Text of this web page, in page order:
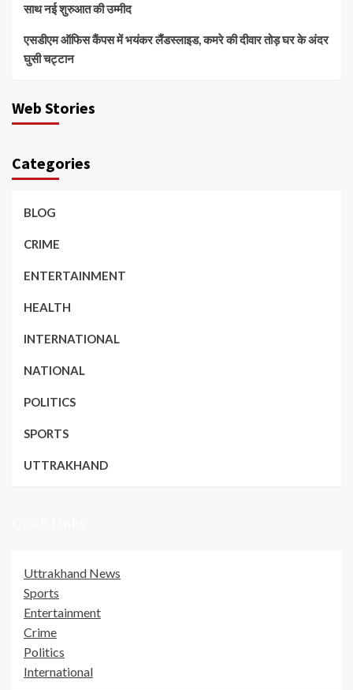
साथ नई शुरुआत की उम्मीद
एसडीएम ऑफिस कैंपस में भयंकर लैंडस्लाइड, कमरे की दीवार तोड़ घर के अंदर
घुसी चट्टान
Web Stories
Categories
BLOG
CRIME
ENTERTAINMENT
HEALTH
INTERNATIONAL
NATIONAL
POLITICS
SPORTS
UTTRAKHAND
Uttrakhand News
Sports
Entertainment
Crime
Politics
International